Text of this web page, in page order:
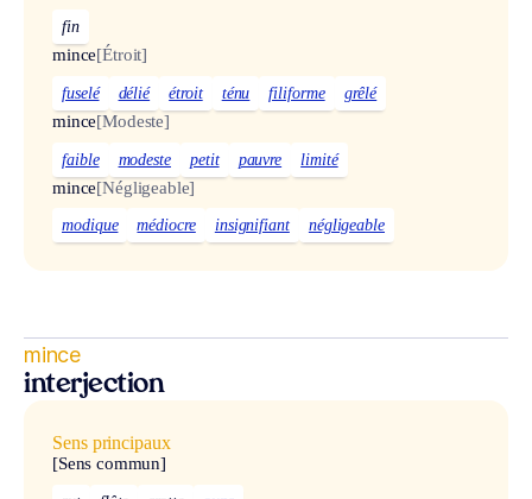
fin
mince[Étroit]
fuselé délié étroit ténu filiforme grêlé
mince[Modeste]
faible modeste petit pauvre limité
mince[Négligeable]
modique médiocre insignifiant négligeable
mince
interjection
Sens principaux
[Sens commun]